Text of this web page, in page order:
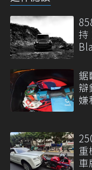
持
鋸
辯
嫌
重
車